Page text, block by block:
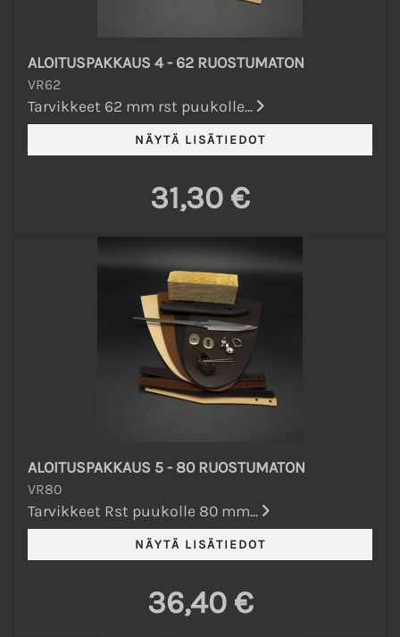
ALOITUSPAKKAUS 4 - 62 RUOSTUMATON
VR62
Tarvikkeet 62 mm rst puukolle...
31,30 €
ALOITUSPAKKAUS 5 - 80 RUOSTUMATON
VR80
Tarvikkeet Rst puukolle 80 mm...
36,40 €